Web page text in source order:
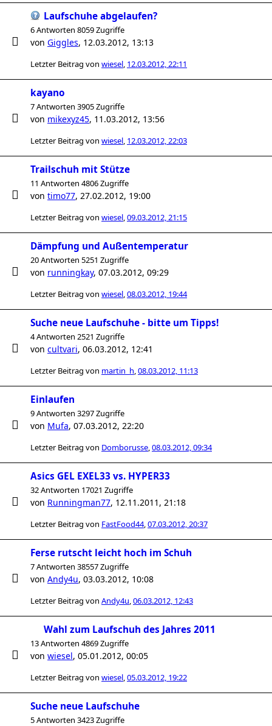
Laufschuhe abgelaufen?
6 Antworten 8059 Zugriffe
von Giggles, 12.03.2012, 13:13
Letzter Beitrag von wiesel, 12.03.2012, 22:11
kayano
7 Antworten 3905 Zugriffe
von mikexyz45, 11.03.2012, 13:56
Letzter Beitrag von wiesel, 12.03.2012, 22:03
Trailschuh mit Stütze
11 Antworten 4806 Zugriffe
von timo77, 27.02.2012, 19:00
Letzter Beitrag von wiesel,09.03.2012, 21:15
Dämpfung und Außentemperatur
20 Antworten 5251 Zugriffe
von runningkay, 07.03.2012, 09:29
Letzter Beitrag von wiesel,08.03.2012, 19:44
Suche neue Laufschuhe - bitte um Tipps!
4 Antworten 2521 Zugriffe
von cultvari, 06.03.2012, 12:41
Letzter Beitrag von martin_h,08.03.2012, 11:13
Einlaufen
9 Antworten 3297 Zugriffe
von Mufa, 07.03.2012, 22:20
Letzter Beitrag von Domborusse,08.03.2012, 09:34
Asics GEL EXEL33 vs. HYPER33
32 Antworten 17021 Zugriffe
von Runningman77, 12.11.2011, 21:18
Letzter Beitrag von FastFood44,07.03.2012, 20:37
Ferse rutscht leicht hoch im Schuh
7 Antworten 38557 Zugriffe
von Andy4u, 03.03.2012, 10:08
Letzter Beitrag von Andy4u,06.03.2012, 12:43
Wahl zum Laufschuh des Jahres 2011
13 Antworten 4869 Zugriffe
von wiesel, 05.01.2012, 00:05
Letzter Beitrag von wiesel,05.03.2012, 19:22
Suche neue Laufschuhe
5 Antworten 3423 Zugriffe